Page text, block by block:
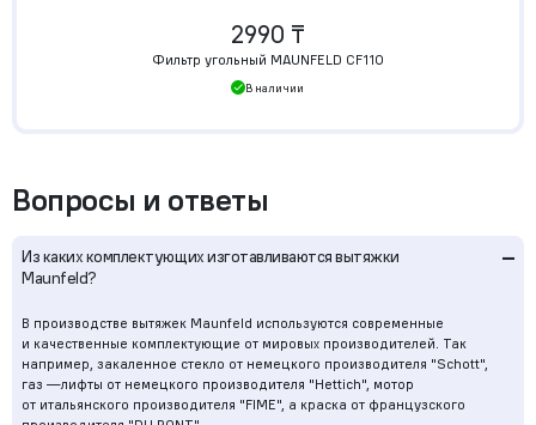
Вопросы и ответы
Из каких комплектующих изготавливаются вытяжки
Maunfeld?
–
В производстве вытяжек Maunfeld используются современные
и качественные комплектующие от мировых производителей. Так
например, закаленное стекло от немецкого производителя "Schott",
газ —лифты от немецкого производителя "Hettich", мотор
от итальянского производителя "FIME", а краска от французcкого
2990 ₸
Фильтр угольный MAUNFELD CF110
В наличии